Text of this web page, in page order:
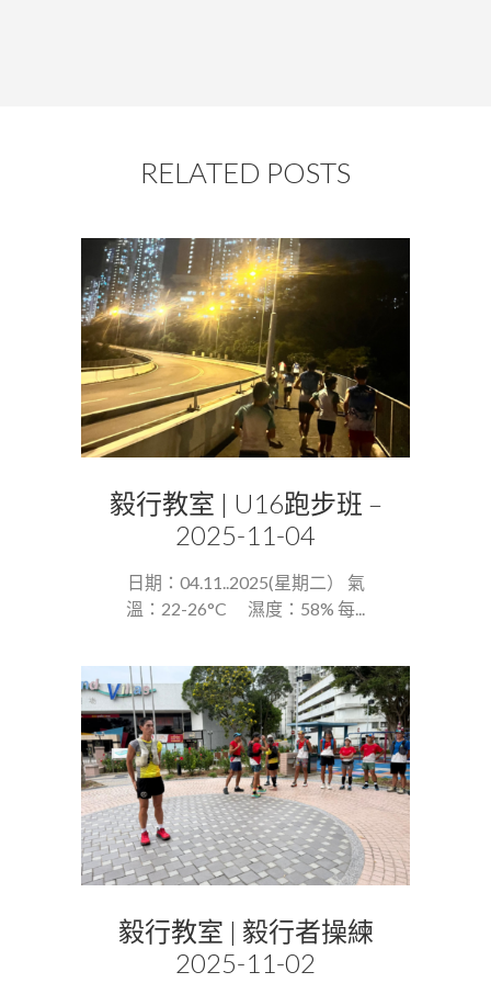
RELATED POSTS
毅行教室 | U16跑步班 –
2025-11-04
日期：04.11..2025(星期二） 氣
溫：22-26°C 濕度：58% 每...
毅行教室 | 毅行者操練
2025-11-02